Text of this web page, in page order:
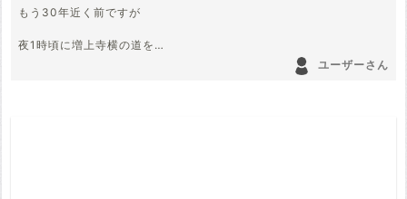
もう30年近く前ですが
夜1時頃に増上寺横の道を
ユーザーさん